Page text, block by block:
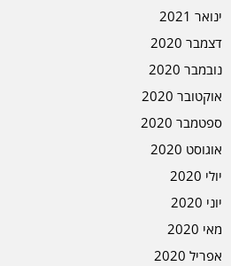
ינואר 2021
דצמבר 2020
נובמבר 2020
אוקטובר 2020
ספטמבר 2020
אוגוסט 2020
יולי 2020
יוני 2020
מאי 2020
אפריל 2020